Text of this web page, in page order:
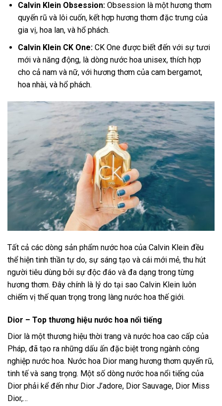
Calvin Klein Obsession:Obsession là một hương thơm
quyến rũ và lôi cuốn, kết hợp hương thơm đặc trưng của
gia vị, hoa lan, và hổ phách.
Calvin Klein CK One:CK One được biết đến với sự tươi
mới và năng động, là dòng nước hoa unisex, thích hợp
cho cả nam và nữ, với hương thơm của cam bergamot,
hoa nhài, và hổ phách.
Tất cả các dòng sản phẩm nước hoa của Calvin Klein đều
thể hiện tinh thần tự do, sự sáng tạo và cái mới mẻ, thu hút
người tiêu dùng bởi sự độc đáo và đa dạng trong từng
hương thơm. Đây chính là lý do tại sao Calvin Klein luôn
chiếm vị thế quan trọng trong làng nước hoa thế giới.
Dior – Top thương hiệu nước hoa nổi tiếng
Dior là một thương hiệu thời trang và nước hoa cao cấp của
Pháp, đã tạo ra những dấu ấn đặc biệt trong ngành công
nghiệp nước hoa. Nước hoa Dior mang hương thơm quyến rũ,
tinh tế và sang trọng. Một số dòng nước hoa nổi tiếng của
Dior phải kể đến như Dior J’adore, Dior Sauvage, Dior Miss
Dior,…